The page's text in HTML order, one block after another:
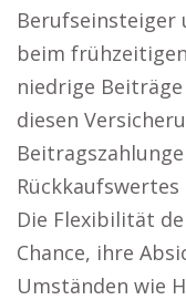
Berufseinsteiger
beim
niedrige
diesen
Die Flexibilität
Chance, ihre
Umständen wie